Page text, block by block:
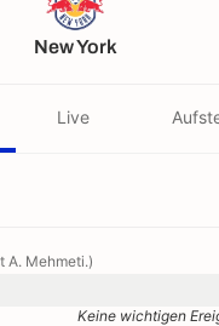
New York
Live
A. Mehmeti.)
Keine wichtigen